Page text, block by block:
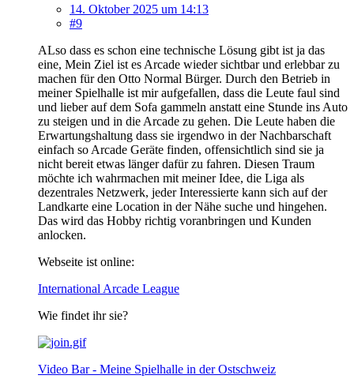
14. Oktober 2025 um 14:13
#9
ALso dass es schon eine technische Lösung gibt ist ja das
eine, Mein Ziel ist es Arcade wieder sichtbar und erlebbar zu
machen für den Otto Normal Bürger. Durch den Betrieb in
meiner Spielhalle ist mir aufgefallen, dass die Leute faul sind
und lieber auf dem Sofa gammeln anstatt eine Stunde ins Auto
zu steigen und in die Arcade zu gehen. Die Leute haben die
Erwartungshaltung dass sie irgendwo in der Nachbarschaft
einfach so Arcade Geräte finden, offensichtlich sind sie ja
nicht bereit etwas länger dafür zu fahren. Diesen Traum
möchte ich wahrmachen mit meiner Idee, die Liga als
dezentrales Netzwerk, jeder Interessierte kann sich auf der
Landkarte eine Location in der Nähe suche und hingehen.
Das wird das Hobby richtig voranbringen und Kunden
anlocken.
Webseite ist online:
International Arcade League
Wie findet ihr sie?
Video Bar - Meine Spielhalle in der Ostschweiz